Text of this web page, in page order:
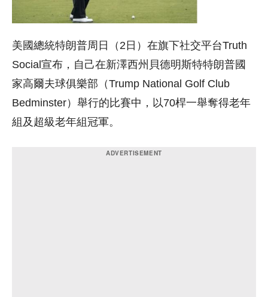
美國總統特朗普周日（2日）在旗下社交平台Truth
Social宣布，自己在新澤西州貝德明斯特特朗普國
家高爾夫球俱樂部（Trump National Golf Club
Bedminster）舉行的比賽中，以70桿一舉奪得老年
組及超級老年組冠軍。